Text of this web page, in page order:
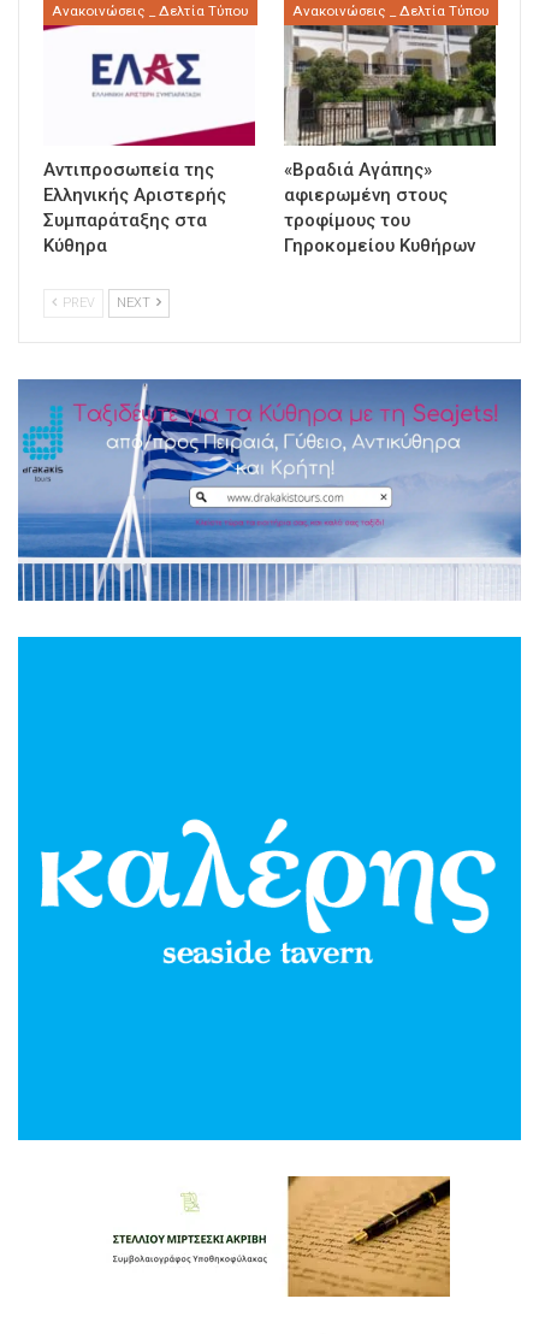
Ανακοινώσεις _ Δελτία Τύπου
Αντιπροσωπεία της
Ελληνικής Αριστερής
Συμπαράταξης στα
Κύθηρα
Ανακοινώσεις _ Δελτία Τύπου
«Βραδιά Αγάπης»
αφιερωμένη στους
τροφίμους του
Γηροκομείου Κυθήρων
PREV NEXT